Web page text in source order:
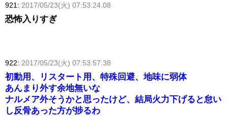
921: 2017/05/23(火) 07:53:24.08
恐怖入りすぎ
922: 2017/05/23(火) 07:53:57.38
初動用、リスタート用、特殊回避、地味に弱体
あんまり外す余地無いな
ナルメア外そうかと思ったけど、結局火力下げると怠い
し反骨あった方が捗るわ